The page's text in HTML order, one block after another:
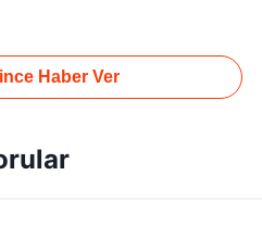
Haber Ver